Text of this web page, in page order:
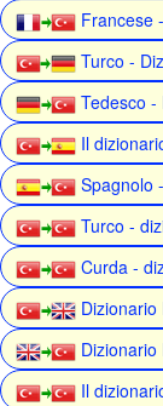
Francese
Turco -
Tedesco -
Il
Spagnolo
Turco -
Curda -
Dizionario
Dizionario
Il